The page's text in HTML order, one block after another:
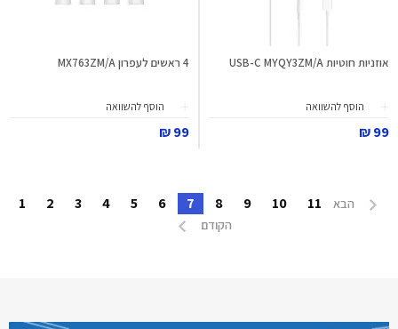
אוזניות חוטיות USB-C MYQY3ZM/A
הוסף להשוואה
99 ₪
4 ראשים לעפרון MX763ZM/A
הוסף להשוואה
99 ₪
הבא 11
10
9
8
7
6
5
4
3
2
1
הקודם